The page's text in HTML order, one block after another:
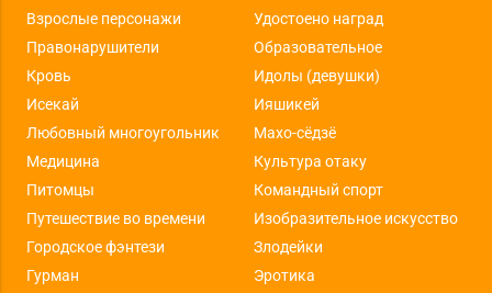
Взрослые персонажи
Удостоено наград
Правонарушители
Образовательное
Кровь
Идолы (девушки)
Исекай
Ияшикей
Любовный многоугольник
Махо-сёдзё
Медицина
Культура отаку
Питомцы
Командный спорт
Путешествие во времени
Изобразительное искусство
Городское фэнтези
Злодейки
Гурман
Эротика